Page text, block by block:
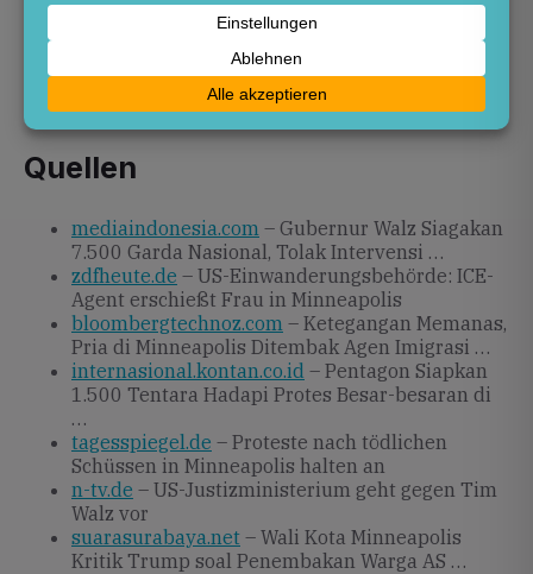
Landesbehörden zunehmen und inwieweit eine
gemeinsame Lösungsfindung gelingt. Beobachtet
werden sollten insbesondere künftige
Entscheidungen des Pentagon und des US-
Justizministeriums.
Quellen
mediaindonesia.com – Gubernur Walz Siagakan
7.500 Garda Nasional, Tolak Intervensi …
zdfheute.de – US-Einwanderungsbehörde: ICE-
Agent erschießt Frau in Minneapolis
bloombergtechnoz.com – Ketegangan Memanas,
Pria di Minneapolis Ditembak Agen Imigrasi …
internasional.kontan.co.id – Pentagon Siapkan
1.500 Tentara Hadapi Protes Besar-besaran di
…
tagesspiegel.de – Proteste nach tödlichen
Schüssen in Minneapolis halten an
n-tv.de – US-Justizministerium geht gegen Tim
Walz vor
suarasurabaya.net – Wali Kota Minneapolis
Kritik Trump soal Penembakan Warga AS …